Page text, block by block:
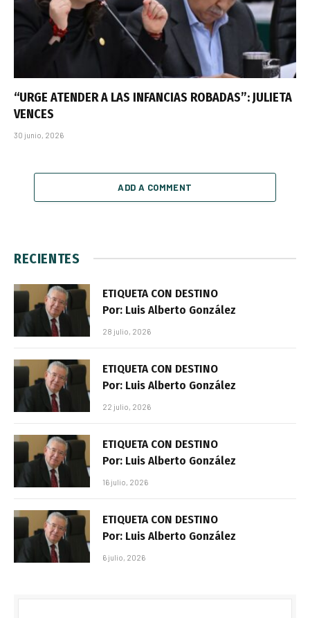
“URGE ATENDER A LAS INFANCIAS ROBADAS”: JULIETA
VENCES
30 junio, 2026
ADD A COMMENT
RECIENTES
ETIQUETA CON DESTINO
Por: Luis Alberto González
28 julio, 2026
ETIQUETA CON DESTINO
Por: Luis Alberto González
22 julio, 2026
ETIQUETA CON DESTINO
Por: Luis Alberto González
16 julio, 2026
ETIQUETA CON DESTINO
Por: Luis Alberto González
6 julio, 2026